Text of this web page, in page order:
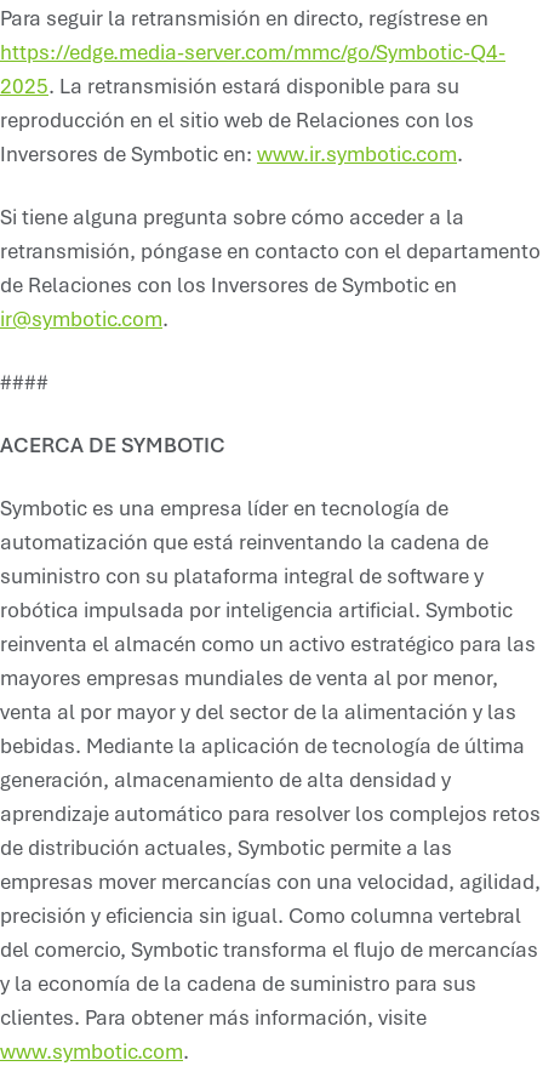
Para seguir la retransmisión en directo, regístrese en
https://edge.media-server.com/mmc/go/Symbotic-Q4-
2025. La retransmisión estará disponible para su
reproducción en el sitio web de Relaciones con los
Inversores de Symbotic en: www.ir.symbotic.com.
Si tiene alguna pregunta sobre cómo acceder a la
retransmisión, póngase en contacto con el departamento
de Relaciones con los Inversores de Symbotic en
ir@symbotic.com.
####
ACERCA DE SYMBOTIC
Symbotic es una empresa líder en tecnología de
automatización que está reinventando la cadena de
suministro con su plataforma integral de software y
robótica impulsada por inteligencia artificial. Symbotic
reinventa el almacén como un activo estratégico para las
mayores empresas mundiales de venta al por menor,
venta al por mayor y del sector de la alimentación y las
bebidas. Mediante la aplicación de tecnología de última
generación, almacenamiento de alta densidad y
aprendizaje automático para resolver los complejos retos
de distribución actuales, Symbotic permite a las
empresas mover mercancías con una velocidad, agilidad,
precisión y eficiencia sin igual. Como columna vertebral
del comercio, Symbotic transforma el flujo de mercancías
y la economía de la cadena de suministro para sus
clientes. Para obtener más información, visite
www.symbotic.com.